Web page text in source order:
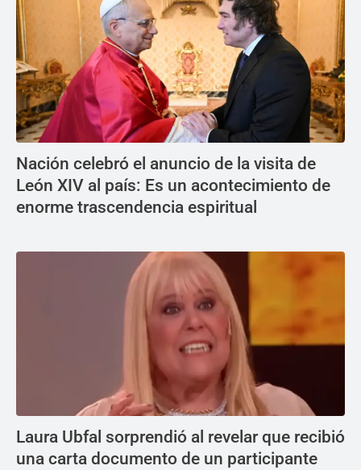
Nación celebró el anuncio de la visita de
León XIV al país: Es un acontecimiento de
enorme trascendencia espiritual
Laura Ubfal sorprendió al revelar que recibió
una carta documento de un participante